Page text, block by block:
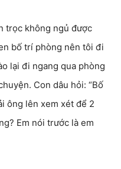
trọc không ngủ được
bố trí phòng nên tôi đi
lại đi ngang qua phòng
Con dâu hỏi: “Bố
ông lên xem xét để 2
Em nói trước là em